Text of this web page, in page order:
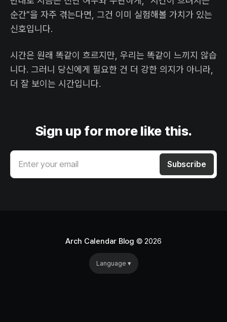
순간"을 자주 겪는다면, 그건 이미 실험해볼 가치가 있는
신호입니다.
시간은 원래 똑같이 흐르지만, 우리는 똑같이 느끼지 않습
니다. 그러니 당신에게 필요한 건 더 강한 의지가 아니라,
더 잘 보이는 시간입니다.
Sign up for more like this.
Enter your email Subscribe
Arch Calendar Blog © 2026
Language ▾